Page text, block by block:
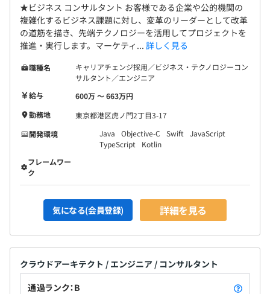
★ビジネス コンサルタント お客様である企業や公的機関の
複雑化するビジネス課題に対し、変革のリーダーとして改革
の道筋を描き、先端テクノロジーを活用してプロジェクトを
推進・実行します。マーケティ... 詳しく見る
職種名
キャリアチェンジ採用／ビジネス・テクノロジーコン
サルタント／エンジニア
給与
600万 〜 663万円
勤務地
東京都港区虎ノ門2丁目3-17
開発環境
Java Objective-C Swift
JavaScript
TypeScript
Kotlin
フレームワー
ク
気になる(会員登録) 詳細を見る
クラウドアーキテクト / エンジニア / コンサルタント
通過ランク：B